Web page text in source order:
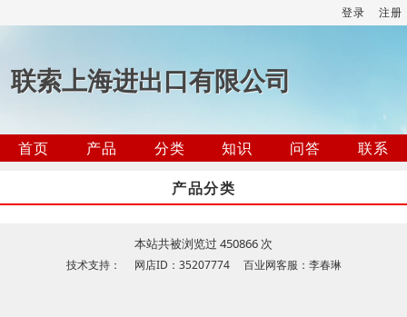
登录 注册
联索上海进出口有限公司
首页 产品 分类 知识 问答
联系
产品分类
本站共被浏览过 450866 次
技术支持： 网店ID：35207774 百业网客服：李春琳